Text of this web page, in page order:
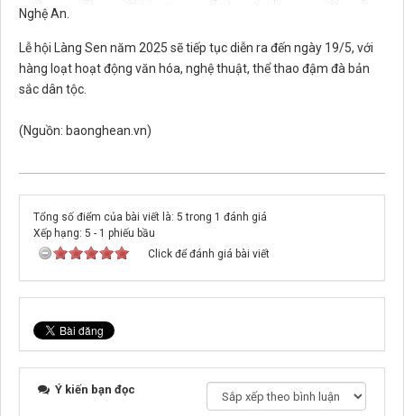
Nghệ An.
Lễ hội Làng Sen năm 2025 sẽ tiếp tục diễn ra đến ngày 19/5, với
hàng loạt hoạt động văn hóa, nghệ thuật, thể thao đậm đà bản
sắc dân tộc.
(Nguồn: baonghean.vn)
Tổng số điểm của bài viết là: 5 trong 1 đánh giá
Xếp hạng: 5 - 1 phiếu bầu
Click để đánh giá bài viết
Ý kiến bạn đọc